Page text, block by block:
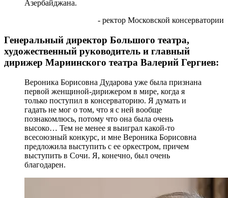
Азербайджана.
- ректор Московской консерватории
Генеральный директор Большого театра,
художественный руководитель и главный
дирижер Мариинского театра Валерий Гергиев:
Вероника Борисовна Дударова уже была признана
первой женщиной-дирижером в мире, когда я
только поступил в консерваторию. Я думать и
гадать не мог о том, что я с ней вообще
познакомлюсь, потому что она была очень
высоко… Тем не менее я выиграл какой-то
всесоюзный конкурс, и мне Вероника Борисовна
предложила выступить с ее оркестром, причем
выступить в Сочи. Я, конечно, был очень
благодарен.